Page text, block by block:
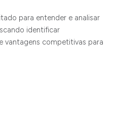
para entender e analisar
identificar
vantagens competitivas para